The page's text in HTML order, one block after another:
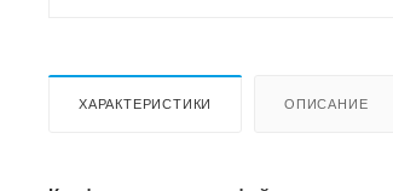
ХАРАКТЕРИСТИКИ ОПИСАНИЕ